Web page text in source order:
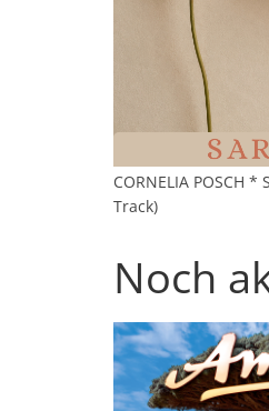
CORNELIA POSCH
Track)
Noch